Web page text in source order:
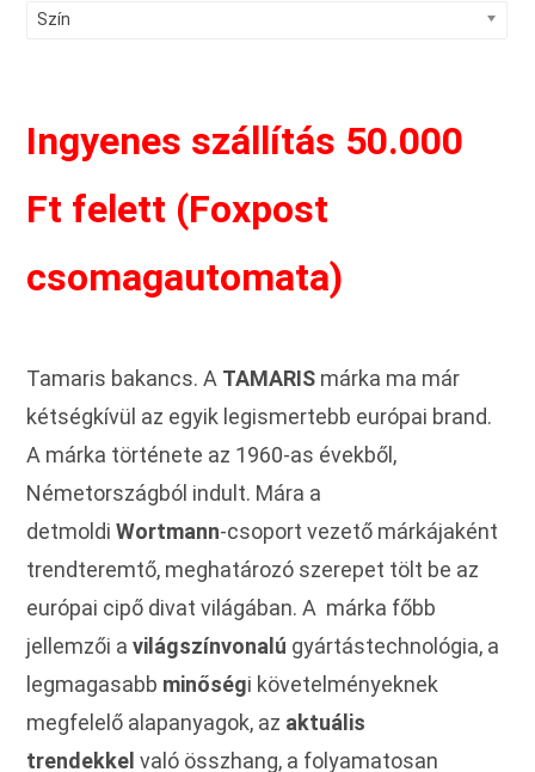
Szín
Ingyenes szállítás 50.000
Ft felett (Foxpost
csomagautomata)
Tamaris bakancs. A TAMARIS márka ma már
kétségkívül az egyik legismertebb európai brand.
A márka története az 1960-as évekből,
Németországból indult. Mára a
detmoldiWortmann-csoport vezető márkájaként
trendteremtő, meghatározó szerepet tölt be az
európai cipő divat világában. A márka főbb
jellemzői avilágszínvonalú gyártástechnológia, a
legmagasabb minőségi követelményeknek
megfelelő alapanyagok, az aktuális
trendekkel való összhang, a folyamatosan